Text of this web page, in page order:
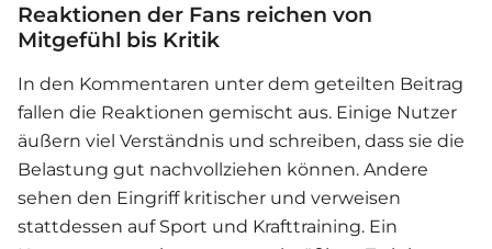
Reaktionen der Fans reichen von
Mitgefühl bis Kritik
In den Kommentaren unter dem geteilten Beitrag
fallen die Reaktionen gemischt aus. Einige Nutzer
äußern viel Verständnis und schreiben, dass sie die
Belastung gut nachvollziehen können. Andere
sehen den Eingriff kritischer und verweisen
stattdessen auf Sport und Krafttraining. Ein